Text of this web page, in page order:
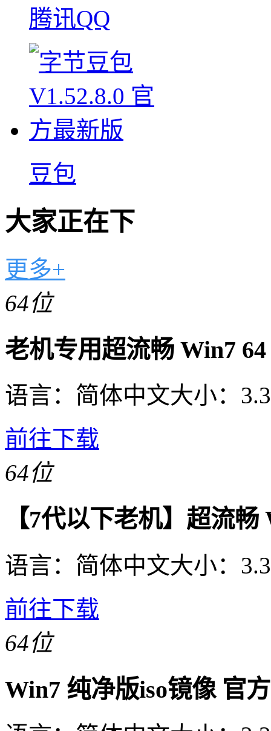
腾讯QQ
豆包
大家正在下
更多+
64位
老机专用超流畅 Win7
语言： 简体中文大小：
前往下载
64位
【7代以下老机】超流
语言： 简体中文大小：
前往下载
64位
Win7 纯净版iso镜像 官